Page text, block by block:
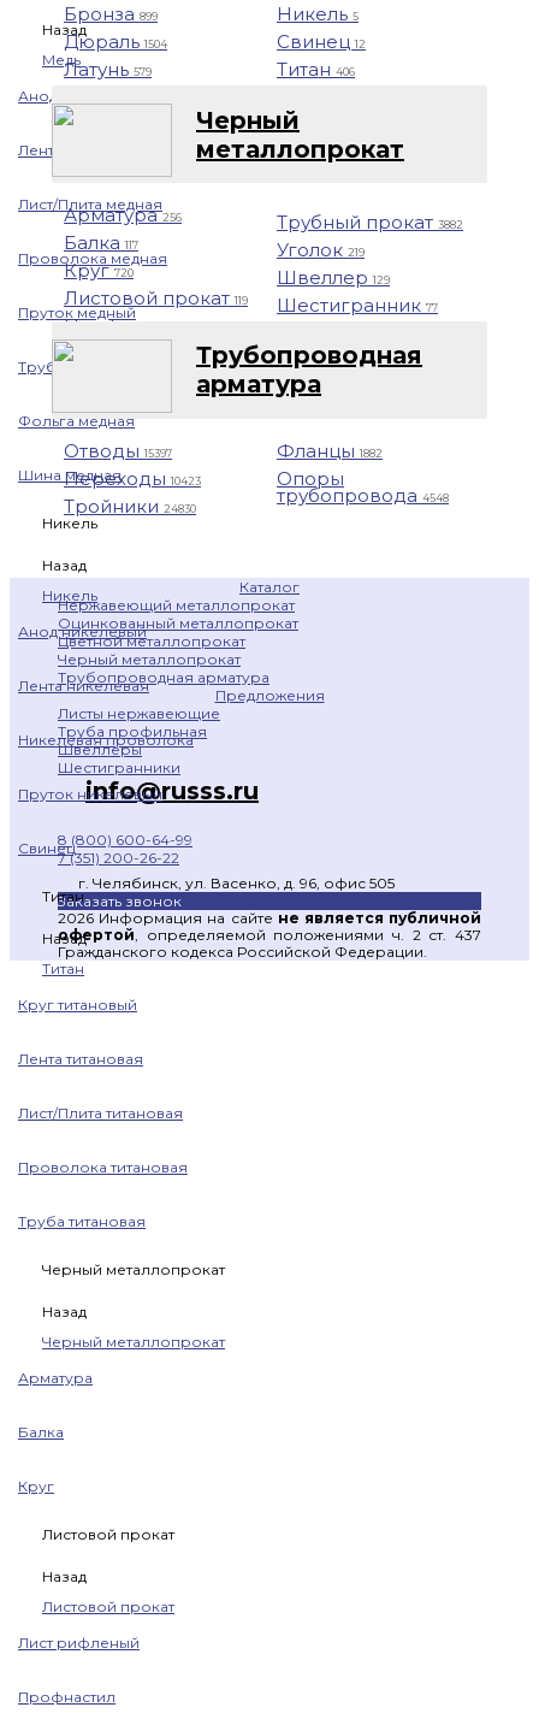
Назад
Медь
Аноды медные
Лента медная
Лист/Плита медная
Проволока медная
Пруток медный
Труба медная
Фольга медная
Шина медная
Никель
Назад
Никель
Анод никелевый
Лента никелевая
Никелевая проволока
Пруток никелевый
Свинец
Титан
Назад
Титан
Круг титановый
Лента титановая
Лист/Плита титановая
Проволока титановая
Труба титановая
Черный металлопрокат
Назад
Черный металлопрокат
Арматура
Балка
Круг
Листовой прокат
Назад
Листовой прокат
Лист рифленый
Профнастил
Бронза 899
Дюраль1504
Латунь 579
Никель 5
Свинец12
Титан 406
Черный
металлопрокат
Арматура256
Балка117
Круг720
Листовой прокат119
Профнастил
Трубный прокат 3882
Уголок 219
Швеллер129
Шестигранник 77
Трубопроводная
арматура
Отводы15397
Переходы10423
Тройники 24830
Фланцы1882
Опоры
трубопровода 4548
Каталог
Нержавеющий металлопрокат
Оцинкованный металлопрокат
Цветной металлопрокат
Черный металлопрокат
Трубопроводная арматура
Предложения
Листы нержавеющие
Труба профильная
Швеллеры
Шестигранники
info@russs.ru
8 (800) 600-64-99
7 (351) 200-26-22
г. Челябинск, ул. Васенко, д. 96, офис 505
Заказать звонок
2026 Информация на сайте не является публичной
офертой , определяемой положениями ч. 2 ст. 437
Гражданского кодекса Российской Федерации.